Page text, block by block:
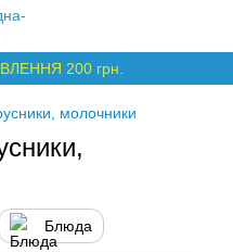
200 грн.
молочники
Блюда